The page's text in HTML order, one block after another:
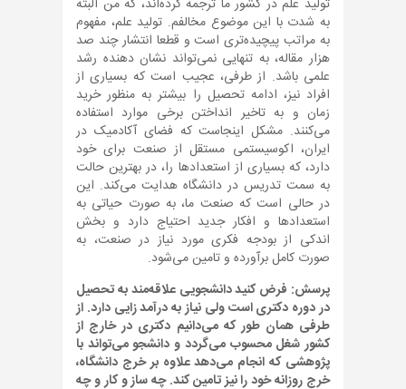
تولید علم در کشور ما ترجمه کرده‌اند، که من البته
به شدت با این موضوع مخالفم. تولید علم، مفهوم
به مراتب پیچیده‌تری است و قطعا انتشار چند صد
هزار مقاله، به تنهایی نمی‌تواند نشان دهنده رشد
علمی باشد. از طرفی، عجیب است که بسیاری از
افراد نیز، ادامه تحصیل را بیشتر به منظور خرید
زمان و به تاخیر انداختن برخی موارد استفاده
می‌کنند. مشکل اینجاست که فضای آکادمیک در
ایران، اکوسیستمی مستقل از صنعت برای خود
دارد، که بسیاری از استعدادها را، در بهترین حالت
به سمت تدریس در دانشگاه هدایت می‌کند. این
در حالی است که صنعت ما، به صورت حیاتی به
استعدادها و افکار جدید احتیاج دارد و بخش
اندکی از بودجه فکری مورد نیاز در صنعت، به
صورت کامل برآورده و تامین می‌شود.
پرسش: فرض کنید دانشجویی علاقه‌مند به تحصیل
در دوره دکتری است ولی نیاز به درآمد زایی دارد. از
طرفی همان طور که می‌دانیم دکتری در خارج از
کشور شغل محسوب می‌گردد و دانشجو می‌تواند با
پژوهشی که انجام می‌دهد علاوه بر خرج دانشگاه،
خرج روزانه خود را نیز تامین کند. چه ساز و کار و چه